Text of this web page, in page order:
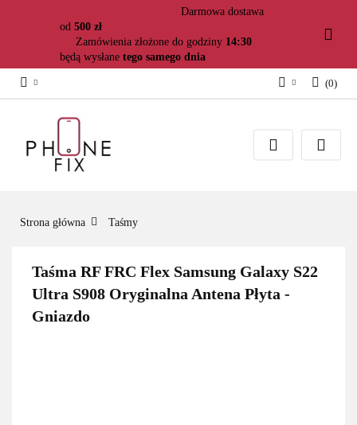
Darmowa dostawa
od 500 zł
Zamówienia złożone do godziny 14:30
będą wysłane tego samego dnia
Załóż konto
(0)
Strona główna Taśmy
Taśma RF FRC Flex Samsung Galaxy S22
Ultra S908 Oryginalna Antena Płyta -
Gniazdo